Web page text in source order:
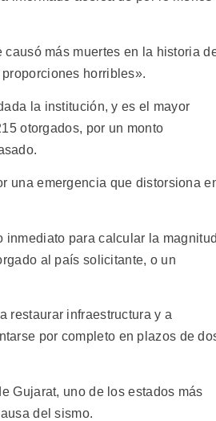
más muertes en la historia
horribles».
la institución, y es el mayor
otorgados, por un monto
una emergencia que distorsiona
inmediato para calcular la
al país solicitante, o un
restaurar infraestructura y a
por completo en plazos de
Gujarat, uno de los estados más
del sismo.